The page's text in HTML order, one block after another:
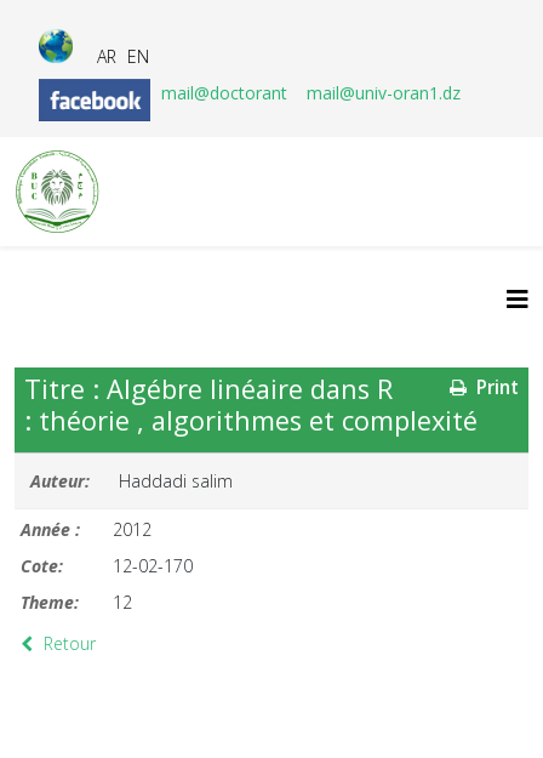
AR EN
mail@doctorant
mail@univ-oran1.dz
Print
Titre : Algébre linéaire dans R
: théorie , algorithmes et complexité
Auteur: Haddadi salim
Année :
2012
Cote:
12-02-170
Theme:
12
Retour